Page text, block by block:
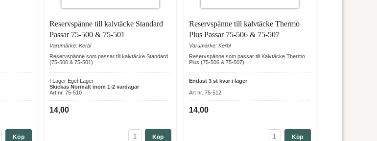
Köp
Reservspänne till kalvtäcke Standard
Passar 75-500 & 75-501
Varumärke: Kerbl
Reservspänne som passar till kalvtäcke Standard
(75-500 & 75-501)
I Lager Eget Lager
Skickas Normalt inom 1-2 vardagar
Art nr. 75-510
14,00
Köp
Reservspänne till kalvtäcke Thermo
Plus Passar 75-506 & 75-507
Varumärke: Kerbl
Reservspänne som passar till Kalvtäcke Thermo
Plus (75-506 & 75-507)
Endast 3 st kvar i lager
Art nr. 75-512
14,00
Köp